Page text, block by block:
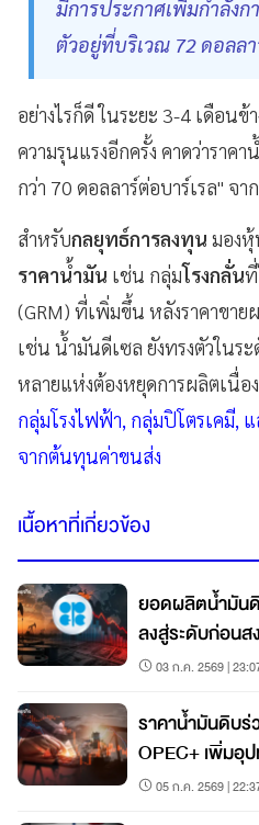
มีการประกาศเพิ่มกำลังก
ตัวอยู่ที่บริเวณ 72 ดอลล
อย่างไรก็ดี ในระยะ 3-4 เดือน
ความรุนแรงอีกครั้ง คาดว่าราค
กว่า 70 ดอลลาร์ต่อบาร์เรล" จ
สำหรับกลยุทธ์การลงทุน มอง
ราคาน้ำมัน เช่น กลุ่มโรงกลั่น
(GRM) ที่เพิ่มขึ้น หลังราคาขา
เช่น น้ำมันดีเซล ยังทรงตัวในร
หลายแห่งต้องหยุดการผลิตเนื่อ
กลุ่มโรงไฟฟ้า, กลุ่มปิโตรเคมี,
จากต้นทุนค่าขนส่ง
เนื้อหาที่เกี่ยวข้อง
ยอดผลิตน้ำมันดิบโ
ลงสู่ระดับก่อนส
03 ก.ค. 2569 |
ราคาน้ำมันดิบร่
OPEC+ เพิ่มอุ
05 ก.ค. 2569 |